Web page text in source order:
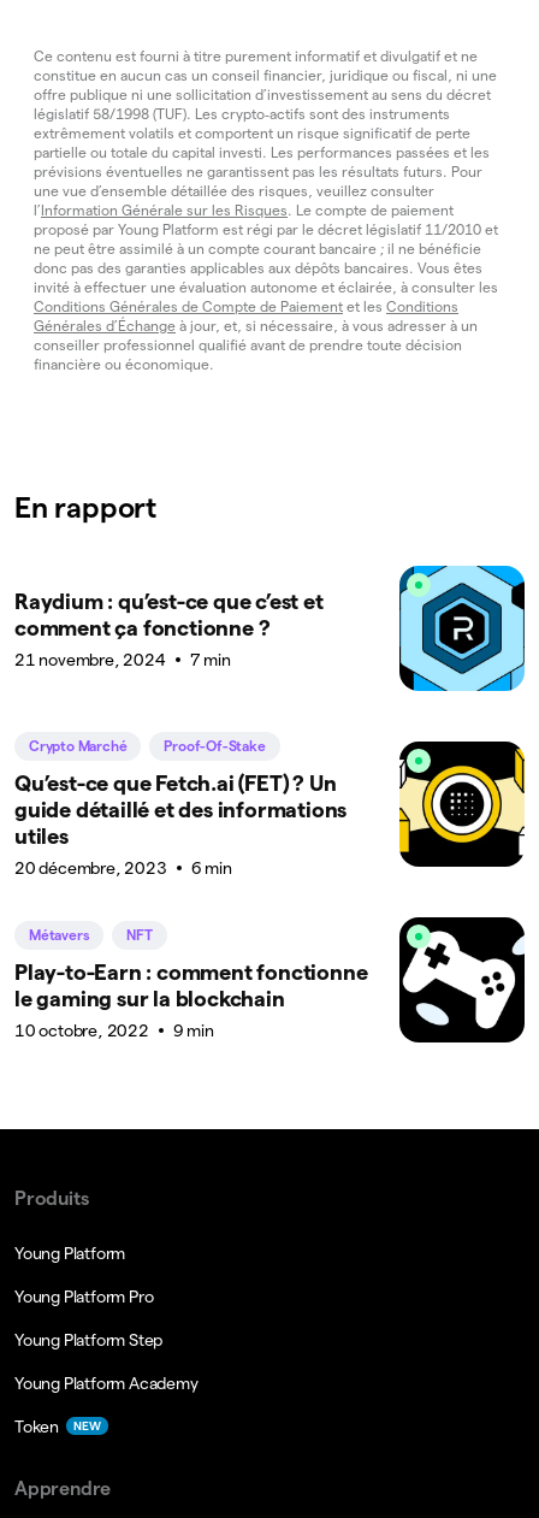
Ce contenu est fourni à titre purement informatif et divulgatif et ne
constitue en aucun cas un conseil financier, juridique ou fiscal, ni une
offre publique ni une sollicitation d’investissement au sens du décret
législatif 58/1998 (TUF). Les crypto‑actifs sont des instruments
extrêmement volatils et comportent un risque significatif de perte
partielle ou totale du capital investi. Les performances passées et les
prévisions éventuelles ne garantissent pas les résultats futurs. Pour
une vue d’ensemble détaillée des risques, veuillez consulter
l’Information Générale sur les Risques. Le compte de paiement
proposé par Young Platform est régi par le décret législatif 11/2010 et
ne peut être assimilé à un compte courant bancaire ; il ne bénéficie
donc pas des garanties applicables aux dépôts bancaires. Vous êtes
invité à effectuer une évaluation autonome et éclairée, à consulter les
Conditions Générales de Compte de Paiement et les Conditions
Générales d’Échange à jour, et, si nécessaire, à vous adresser à un
conseiller professionnel qualifié avant de prendre toute décision
financière ou économique.
En rapport
Raydium : qu’est-ce que c’est et
comment ça fonctionne ?
21 novembre, 2024 7 min
Crypto Marché Proof-Of-Stake
Qu’est-ce que Fetch.ai (FET) ? Un
guide détaillé et des informations
utiles
20 décembre, 2023 6 min
Métavers NFT
Play-to-Earn : comment fonctionne
le gaming sur la blockchain
10 octobre, 2022 9 min
Produits
Young Platform
Young Platform Pro
Young Platform Step
Young Platform Academy
Token NEW
Apprendre